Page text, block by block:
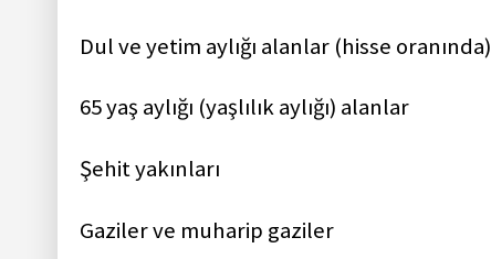
Dul ve yetim aylığı alanlar (hisse oranında)
65 yaş aylığı (yaşlılık aylığı) alanlar
Şehit yakınları
Gaziler ve muharip gaziler